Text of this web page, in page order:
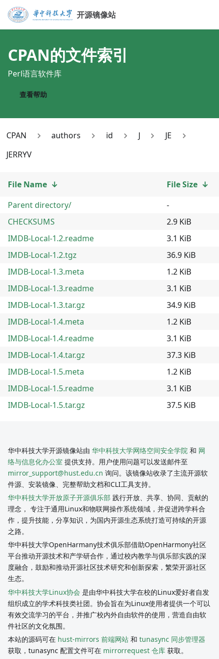
开源镜像站
CPAN的文件索引
Perl语言软件库
查看帮助
CPAN authors id J
JE
JERRYV
File Name ↓ File Size ↓
Parent directory/
-
CHECKSUMS
2.9 KiB
IMDB-Local-1.2.readme
3.1 KiB
IMDB-Local-1.2.tgz
36.9 KiB
IMDB-Local-1.3.meta
1.2 KiB
IMDB-Local-1.3.readme
3.1 KiB
IMDB-Local-1.3.tar.gz
34.9 KiB
IMDB-Local-1.4.meta
1.2 KiB
IMDB-Local-1.4.readme
3.1 KiB
IMDB-Local-1.4.tar.gz
37.3 KiB
IMDB-Local-1.5.meta
1.2 KiB
IMDB-Local-1.5.readme
3.1 KiB
IMDB-Local-1.5.tar.gz
37.5 KiB
华中科技大学开源镜像站由 华中科技大学网络空间安全学院 和 网
络与信息化办公室 提供支持。用户使用问题可以发送邮件至
mirror_support@hust.edu.cn 询问。该镜像站收录了主流开源软
件源、安装镜像、完整帮助文档和CLI工具支持。
华中科技大学开放原子开源俱乐部 践行开放、共享、协同、贡献的
理念， 专注于通用Linux和物联网操作系统领域，并促进跨学科合
作，提升技能，分享知识，为国内开源生态系统打造可持续的开源
之路。
华中科技大学OpenHarmany技术俱乐部借助OpenHarmony社区
平台推动开源技术和产学研合作，通过校内教学与俱乐部实践的深
度融合，鼓励和推动开源社区技术研究和创新探索，繁荣开源社区
生态。
华中科技大学Linux协会 是由华中科技大学在校的Linux爱好者自发
组织成立的学术科技类社团。协会旨在为Linux使用者提供一个可以
有效交流学习的平台，并推广校内外自由软件的使用，营造自由软
件社区的文化氛围。
本站的源码可在 hust-mirrors 前端网站 和 tunasync 同步管理器
获取，tunasync 配置文件可在 mirrorrequest 仓库 获取。